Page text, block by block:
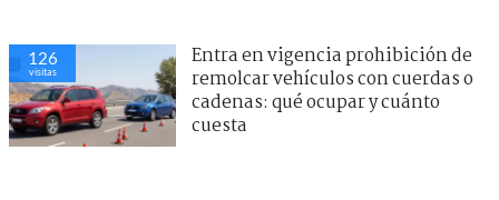
126
visitas
Entra en vigencia prohibición de
remolcar vehículos con cuerdas o
cadenas: qué ocupar y cuánto
cuesta